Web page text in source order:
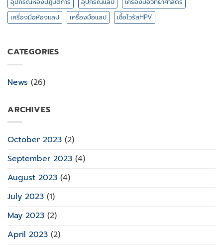
เครื่องมือห้องแลป
เครื่องมือแลป เชื้อไวรัสHPV
CATEGORIES
News (26)
ARCHIVES
October 2023 (2)
September 2023 (4)
August 2023 (4)
July 2023 (1)
May 2023 (2)
April 2023 (2)